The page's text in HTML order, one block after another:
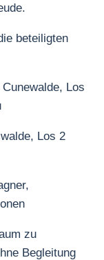
beteiligten
Los
Los 2
zu
Begleitung